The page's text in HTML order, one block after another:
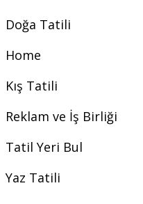
Doğa Tatili
Home
Kış Tatili
Reklam ve İş Birliği
Tatil Yeri Bul
Yaz Tatili